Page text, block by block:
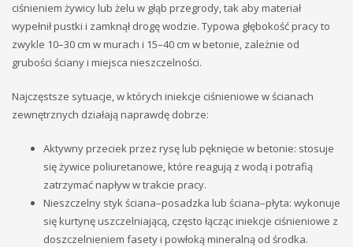
ciśnieniem żywicy lub żelu w głąb przegrody, tak aby materiał
wypełnił pustki i zamknął drogę wodzie. Typowa głębokość pracy to
zwykle 10–30 cm w murach i 15–40 cm w betonie, zależnie od
grubości ściany i miejsca nieszczelności.
Najczęstsze sytuacje, w których iniekcje ciśnieniowe w ścianach
zewnętrznych działają naprawdę dobrze:
Aktywny przeciek przez rysę lub pęknięcie w betonie: stosuje
się żywice poliuretanowe, które reagują z wodą i potrafią
zatrzymać napływ w trakcie pracy.
Nieszczelny styk ściana–posadzka lub ściana–płyta: wykonuje
się kurtynę uszczelniającą, często łącząc iniekcje ciśnieniowe z
doszczelnieniem fasety i powłoką mineralną od środka.